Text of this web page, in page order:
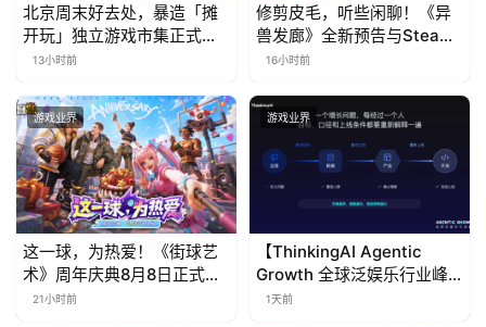
北京周末好去处，暴造「摊
开玩」独立游戏市集正式开
票！
13小时前
修剪皮毛，听些闲聊！《异
兽发廊》全新预告与Steam
免费试玩公开
16小时前
游戏业界
这一球，为热爱！《街球艺
术》周年庆典8月8日正式上
线，多重福利与全新内容同
21小时前
游戏业界
【ThinkingAI Agentic
Growth 全球泛娱乐行业峰
会】Agent 时代，人到底负
1天前